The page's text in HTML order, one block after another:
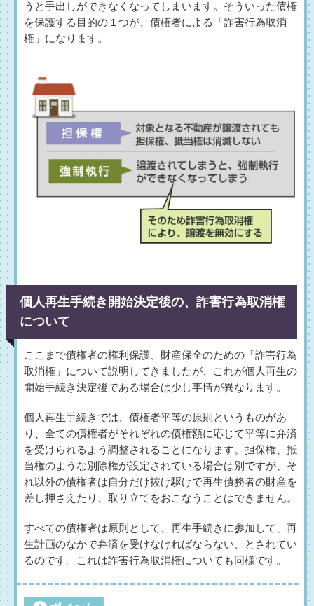
うと手出しができなくなってしまいます。そういった債権
を保護する目的の１つが、債権者による「詐害行為取消
権」になります。
個人再生手続き開始決定後の、詐害行為取消権
について
ここまで債権者の権利保護、財産保全のための「詐害行為
取消権」について説明してきましたが、これが個人再生の
開始手続き決定後である場合は少し事情が異なります。
個人再生手続きでは、債権者平等の原則というものがあ
り、全ての債権者がそれぞれの債権額に応じて平等に弁済
を受けられるよう調整されることになります。担保権、抵
当権のような別除権が設定されている場合は別ですが、そ
れ以外の債権者は自分だけ抜け駆けで再生債務者の財産を
差し押さえたり、取り立てをおこなうことはできません。
すべての債権者は原則として、再生手続きに参加して、再
生計画のなかで弁済を受けなければならない、とされてい
るのです。これは詐害行為取消権についても同様です。